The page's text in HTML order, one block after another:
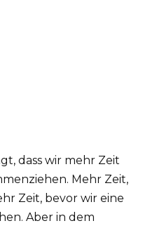
dass wir mehr Zeit
Mehr Zeit,
Zeit, bevor wir eine
Aber in dem